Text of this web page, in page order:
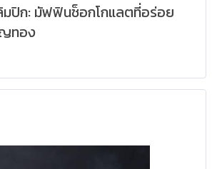
ปิก: มัฟฟินช็อกโกแลตที่อร่อย
ญทอง